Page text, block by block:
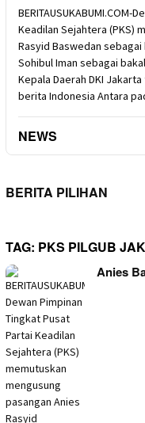
Keadilan Sejahtera (PKS)
Rasyid Baswedan
Sohibul Iman sebagai
Kepala Daerah DKI
berita Indonesia Antara
NEWS
BERITA PILIHAN
TAG: PKS PILGUB
Anies